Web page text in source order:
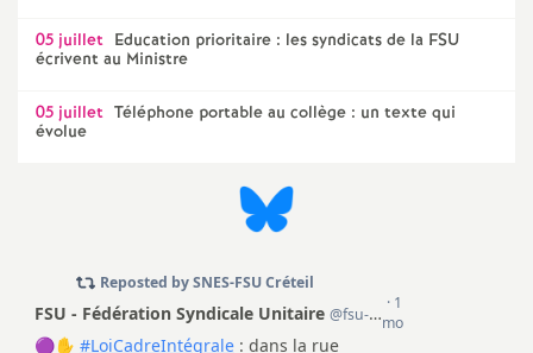
o
s
05 juillet Education prioritaire : les syndicats de la FSU
écrivent au Ministre
05 juillet Téléphone portable au collège : un texte qui
évolue